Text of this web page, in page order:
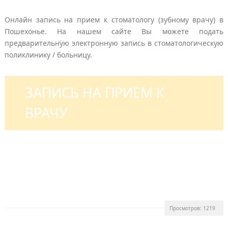
Онлайн запись на прием к стоматологу (зубному врачу) в
Пошехонье. На нашем сайте Вы можете подать
предварительную электронную запись в стоматологическую
поликлинику / больницу.
ЗАПИСЬ НА ПРИЕМ К
ВРАЧУ
Просмотров: 1219